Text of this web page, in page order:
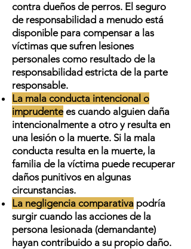
contra dueños de perros. El seguro
de responsabilidad a menudo está
disponible para compensar a las
víctimas que sufren lesiones
personales como resultado de la
responsabilidad estricta de la parte
responsable.
La mala conducta intencional o
imprudentees cuando alguien daña
intencionalmente a otro y resulta en
una lesión o la muerte. Si la mala
conducta resulta en la muerte, la
familia de la víctima puede recuperar
daños punitivos en algunas
circunstancias.
La negligencia comparativa podría
surgir cuando las acciones de la
persona lesionada (demandante)
hayan contribuido a su propio daño.